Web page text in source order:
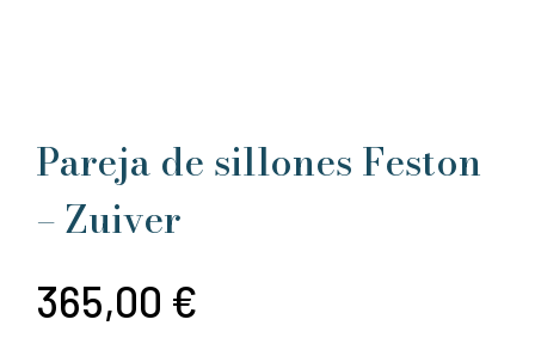
Pareja de sillones Feston
– Zuiver
365,00 €